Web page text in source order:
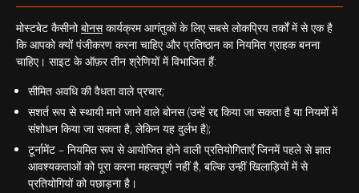
मोस्टबेट कैसीनोबोनसकार्यक्रम आगंतुकों के लिए सबसे लोकप्रिय तर्कों में से एक है
कि आपको क्यों पंजीकरण करना चाहिए और प्रतिष्ठान का नियमित ग्राहक बनना
चाहिए। साइट के ऑफ़र तीन श्रेणियों में विभाजित हैं:
सीमित अवधि की वैधता वाले प्रचार;
सशर्त रूप से स्थायी माने जाने वाले बोनस (उन्हें रद्द किया जा सकता है या नियमों में
संशोधन किया जा सकता है, लेकिन यह दुर्लभ है);
टूर्नामेंट – नियमित रूप से आयोजित होने वाली प्रतियोगिताएँ जिनमें पहले से ज्ञात
आवश्यकताओं को पूरा करना महत्वपूर्ण नहीं है, बल्कि उन्हीं खिलाड़ियों में से
प्रतियोगियों को पछाड़ना है।